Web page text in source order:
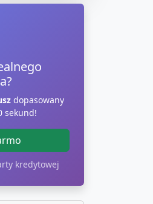
dopasowany
sekund!
kredytowej